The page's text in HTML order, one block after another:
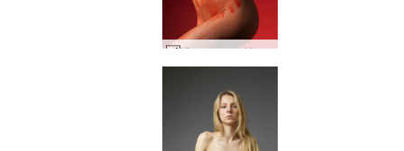
Kira vampyyri joulu #20